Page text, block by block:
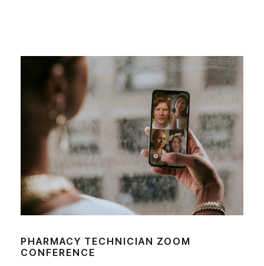
PHARMACY TECHNICIAN ZOOM
CONFERENCE